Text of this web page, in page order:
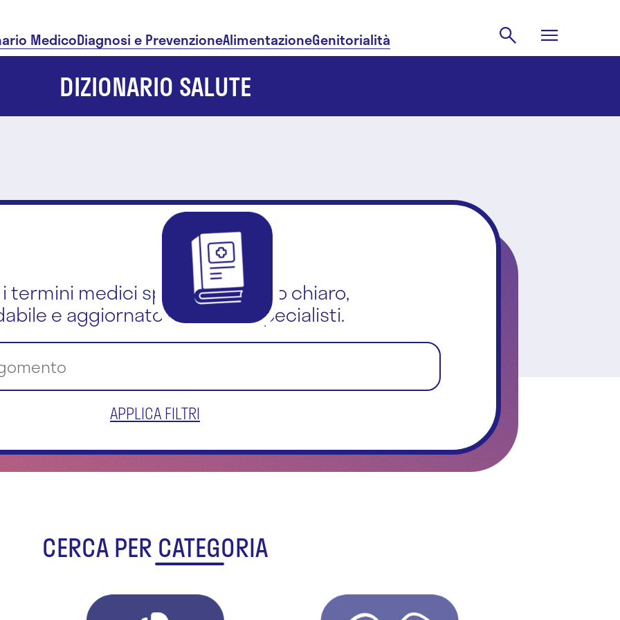
MedicoDiagnosi e PrevenzioneAlimentazioneGenitorialità
DIZIONARIO SALUTE
termini medici spiegati in modo chiaro,
e aggiornato dai nostri specialisti.
APPLICA FILTRI
CERCA PER CATEGORIA